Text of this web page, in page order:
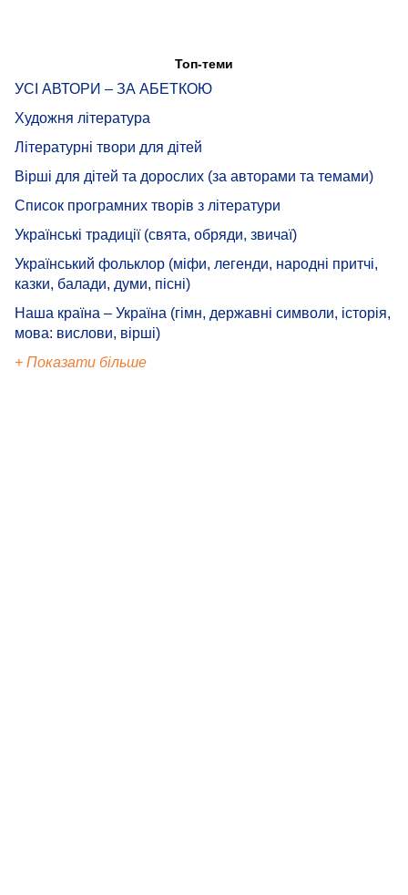
Топ-теми
УСІ АВТОРИ – ЗА АБЕТКОЮ
Художня література
Літературні твори для дітей
Вірші для дітей та дорослих (за авторами та темами)
Список програмних творів з літератури
Українські традиції (свята, обряди, звичаї)
Український фольклор (міфи, легенди, народні притчі,
казки, балади, думи, пісні)
Наша країна – Україна (гімн, державні символи, історія,
мова: вислови, вірші)
+ Показати більше